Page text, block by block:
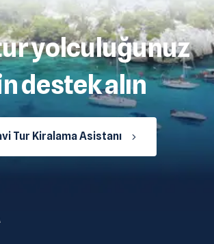
yolculuğunuz
destek alın
Tur Kiralama Asistanı